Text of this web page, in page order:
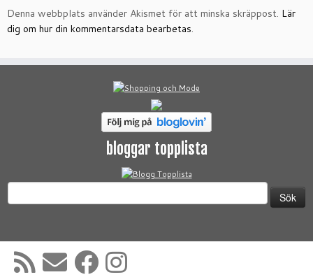
Denna webbplats använder Akismet för att minska skräppost. Lär
dig om hur din kommentarsdata bearbetas.
bloggar topplista
efter: